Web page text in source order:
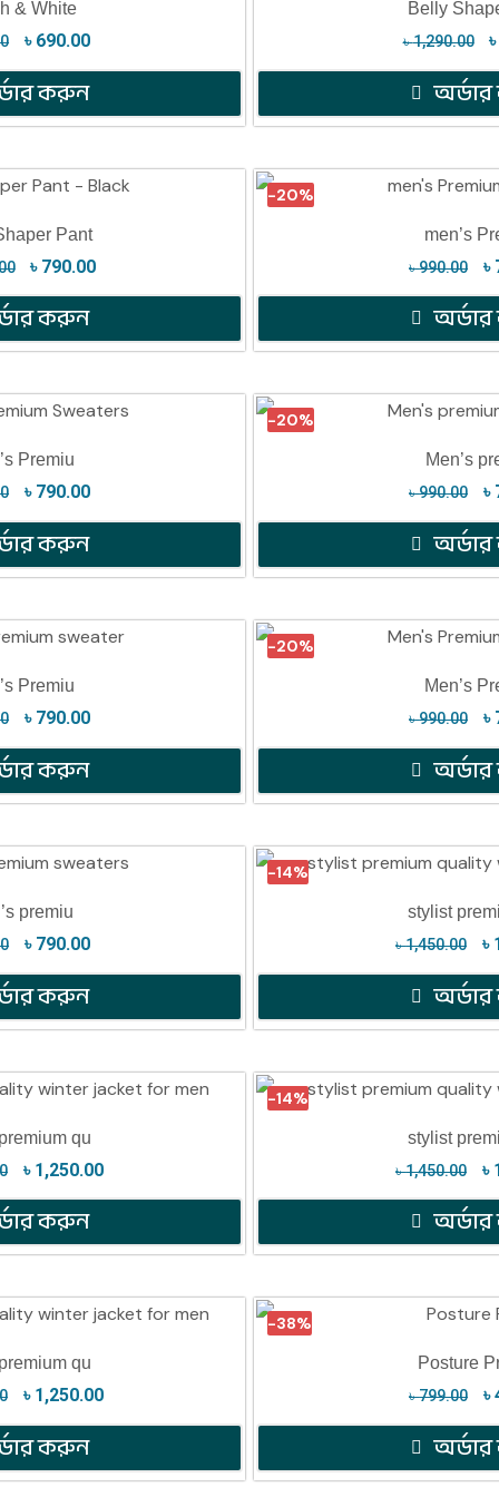
& White
৳ 690.00
করুন
Belly
৳1,290.00
Pant
৳ 790.00
করুন
-20%
men’s
৳990.00 ৳
Premiu
৳ 790.00
করুন
-20%
Men’s
৳990.00 ৳
Premiu
৳ 790.00
করুন
-20%
Men’s
৳990.00 ৳
premiu
৳ 790.00
করুন
-14%
stylist
৳1,450.00 ৳
qu
৳ 1,250.00
করুন
-14%
stylist
৳1,450.00 ৳
qu
৳ 1,250.00
করুন
-38%
Posture
৳799.00 ৳